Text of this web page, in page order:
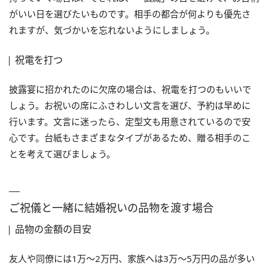
がいい日を選びたいものです。相手の都合が何よりも優先さ
れますが、気づかいを忘れないようにしましょう。
祝電を打つ
披露宴に招かれたのに欠席の場合は、祝電を打つのもいいで
しょう。お祝いの席にふさわしい文言を選び、予約は早めに
行います。文言に迷ったら、定型文も用意されているので安
心です。台紙もさまざまなタイプがあるため、贈る相手のこ
とを考えて選びましょう。
ご祝儀と一緒に結婚祝いの品物を渡す場合
品物の金額の目安
友人や同僚には1万～2万円、家族へは3万～5万円の品が多い